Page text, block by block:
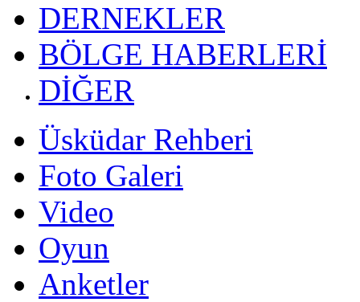
DERNEKLER
BÖLGE HABERLERİ
DİĞER
Üsküdar Rehberi
Foto Galeri
Video
Oyun
Anketler